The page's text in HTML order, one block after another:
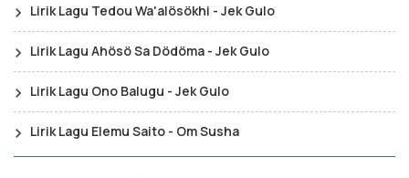
Lirik Lagu Tedou Wa'alösökhi - Jek Gulo
Lirik Lagu Ahösö Sa Dödöma - Jek Gulo
Lirik Lagu Ono Balugu - Jek Gulo
Lirik Lagu Elemu Saito - Om Susha